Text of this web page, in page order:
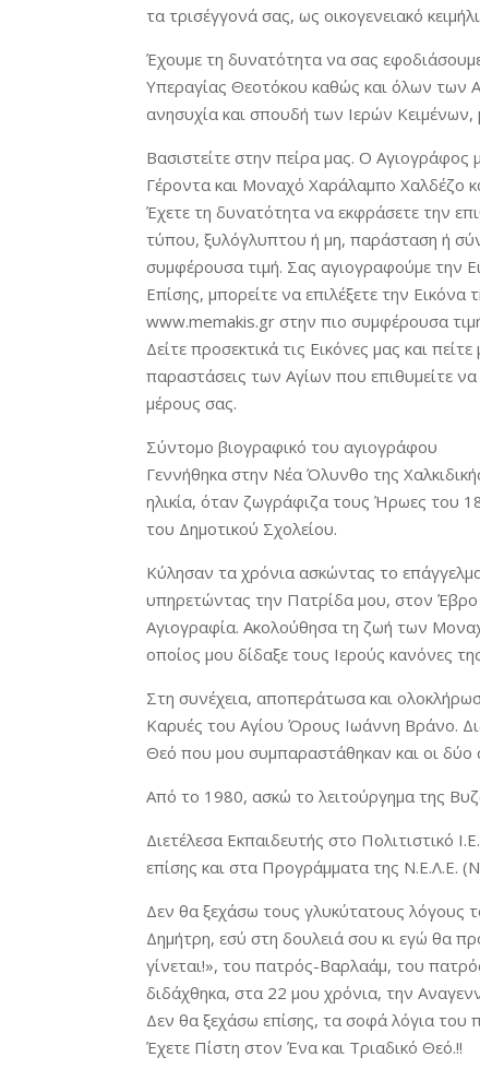
τα τρισέγγονά σας, ως οικογενειακό
Έχουμε τη δυνατότητα να σας
Υπεραγίας Θεοτόκου καθώς και όλων των
ανησυχία και σπουδή των Ιερών
Βασιστείτε στην πείρα μας. Ο
Γέροντα και Μοναχό Χαράλαμπο Χαλδέζο
Έχετε τη δυνατότητα να εκφράσετε την
τύπου, ξυλόγλυπτου ή μη, παράσταση ή
συμφέρουσα τιμή. Σας αγιογραφούμε την
Επίσης, μπορείτε να επιλέξετε την
www.memakis.gr στην πιο συμφέρουσα
Δείτε προσεκτικά τις Εικόνες μας και
παραστάσεις των Αγίων που επιθυμείτε
μέρους σας.
Σύντομο βιογραφικό του αγιογράφου
Γεννήθηκα στην Νέα Όλυνθο της
ηλικία, όταν ζωγράφιζα τους Ήρωες του
του Δημοτικού Σχολείου.
Κύλησαν τα χρόνια ασκώντας το
υπηρετώντας την Πατρίδα μου, στον
Αγιογραφία. Ακολούθησα τη ζωή των
οποίος μου δίδαξε τους Ιερούς κανόνες
Στη συνέχεια, αποπεράτωσα και
Καρυές του Αγίου Όρους Ιωάννη Βράνο.
Θεό που μου συμπαραστάθηκαν και οι δύο
Από το 1980, ασκώ το λειτούργημα της
Διετέλεσα Εκπαιδευτής στο Πολιτιστικό
επίσης και στα Προγράμματα της Ν.Ε.Λ.Ε.
Δεν θα ξεχάσω τους γλυκύτατους λόγους
Δημήτρη, εσύ στη δουλειά σου κι εγώ θα
γίνεται!», του πατρός-Βαρλαάμ, του
διδάχθηκα, στα 22 μου χρόνια, την
Δεν θα ξεχάσω επίσης, τα σοφά λόγια
Έχετε Πίστη στον Ένα και Τριαδικό Θεό.!!